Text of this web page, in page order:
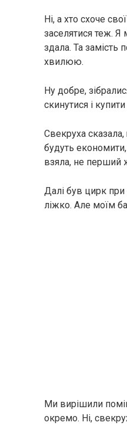
Ні, а хто схоче
заселятися теж.
здала. Та замість
хвилюю.
Ну добре,
скинутися і
Свекруха
будуть
взяла, не перший
Далі був цирк при
ліжко. Але моїм
Ми вирішили
окремо. Ні,